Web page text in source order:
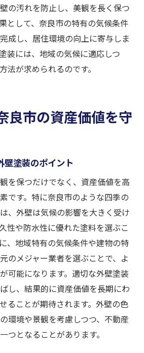
の汚れを防止し、美観を長く保つ
として、奈良市の特有の気候条件
成し、居住環境の向上に寄与しま
装には、地域の気候に適応しつ
法が求められるのです。
良市の資産価値を守
壁塗装のポイント
を保つだけでなく、資産価値を高
です。特に奈良市のような四季の
、外壁は気候の影響を大きく受け
性や防水性に優れた塗料を選ぶこ
、地域特有の気候条件や建物の特
のメジャー業者を選ぶことで、よ
可能になります。適切な外壁塗装
し、結果的に資産価値を長期にわ
ることが期待されます。外壁の色
環境や景観を考慮しつつ、不動産
つとなることがあります。